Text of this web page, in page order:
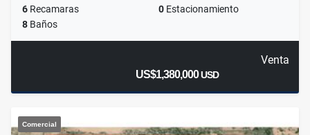
6 Recamaras 0 Estacionamiento
8 Baños
Venta
US$1,380,000USD
Comercial